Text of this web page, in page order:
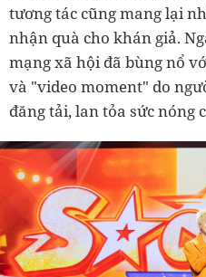
tương tác cũng mang lại
nhận quà cho khán giả.
mạng xã hội đã bùng nổ
và "video moment" do
đăng tải, lan tỏa sức nóng